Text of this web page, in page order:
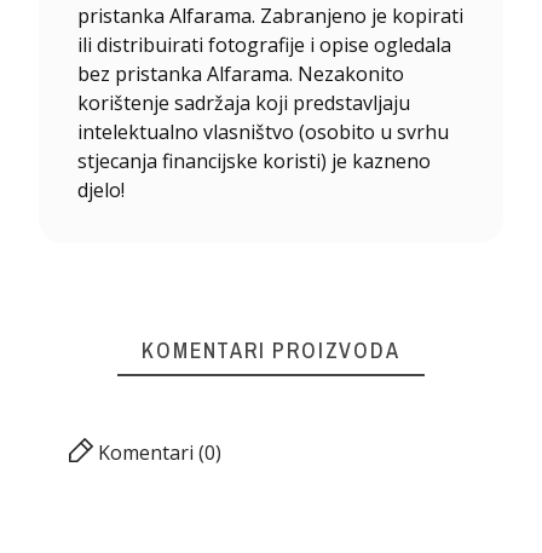
pristanka Alfarama. Zabranjeno je kopirati
ili distribuirati fotografije i opise ogledala
bez pristanka Alfarama. Nezakonito
korištenje sadržaja koji predstavljaju
intelektualno vlasništvo (osobito u svrhu
stjecanja financijske koristi) je kazneno
djelo!
KOMENTARI PROIZVODA
Komentari (0)